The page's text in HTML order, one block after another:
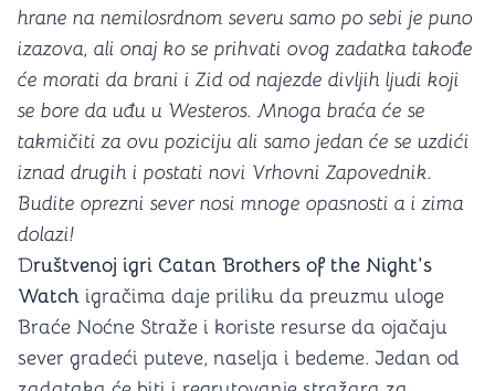
hrane na nemilosrdnom severu samo po sebi je puno
izazova, ali onaj ko se prihvati ovog zadatka takođe
će morati da brani i Zid od najezde divljih ljudi koji
se bore da uđu u Westeros. Mnoga braća će se
takmičiti za ovu poziciju ali samo jedan će se uzdići
iznad drugih i postati novi Vrhovni Zapovednik.
Budite oprezni sever nosi mnoge opasnosti a i zima
dolazi!
Društvenoj igri Catan Brothers of the Night’s
Watch igračima daje priliku da preuzmu uloge
Braće Noćne Straže i koriste resurse da ojačaju
sever gradeći puteve, naselja i bedeme. Jedan od